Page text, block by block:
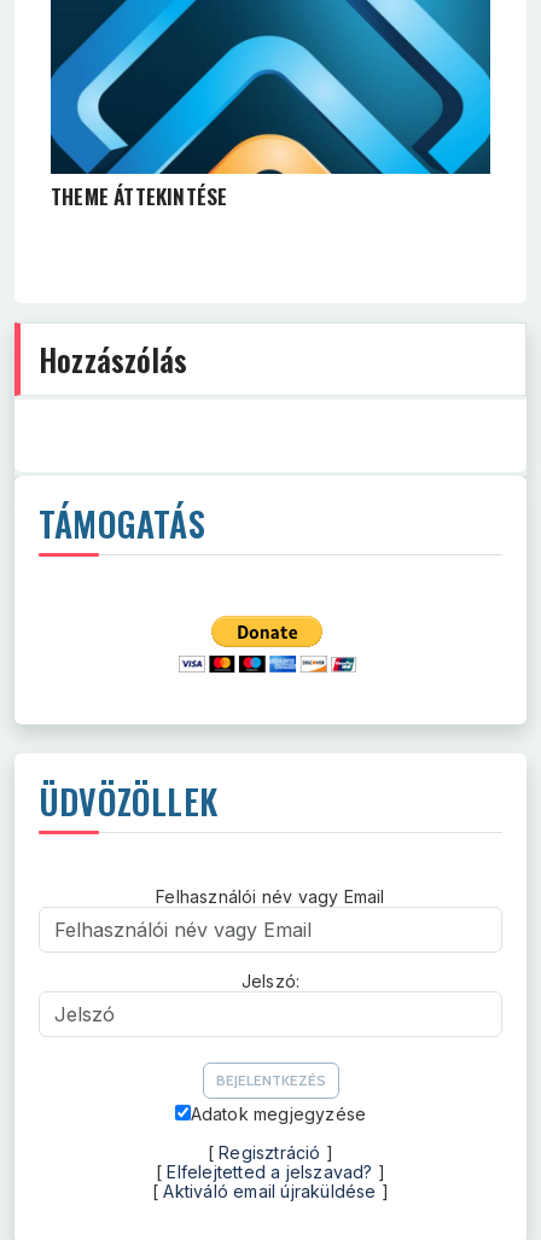
THEME ÁTTEKINTÉSE
Hozzászólás
TÁMOGATÁS
ÜDVÖZÖLLEK
Felhasználói név vagy Email
Felhasználói név vagy Email
Jelszó:
Jelszó
Adatok megjegyzése
[Regisztráció ]
[Elfelejtetted a jelszavad? ]
[Aktiváló email újraküldése ]